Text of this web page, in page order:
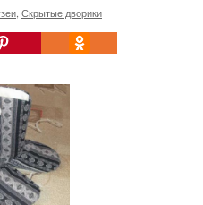
Скрытые дворики